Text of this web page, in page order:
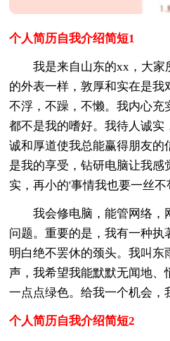
个人简历自我介绍简短1
我是来自山东的xx，大家
的外表一样，敦厚和实在是我
不浮，不躁，不懒。我内心充
都不是我的嗜好。我待人诚实
诚和厚道使我总能赢得朋友的
是我的享受，钻研电脑让我感
实，再小的'事情我也要一丝不
我会修电脑，能管网络，
问题。重要的是，我有一种执
明白绝不罢休的颈头。我叫东
声，我希望我能默默无闻地、
一点点绿色。给我一个机会，
个人简历自我介绍简短2